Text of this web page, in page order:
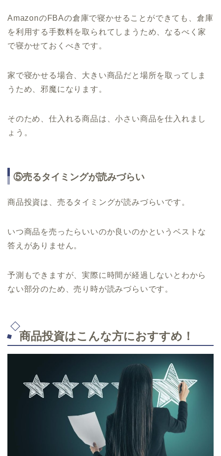
AmazonのFBAの倉庫で寝かせることができても、倉庫
を利用する手数料を取られてしまうため、なるべく家
で寝かせておくべきです。
家で寝かせる場合、大きい商品だと場所を取ってしま
うため、邪魔になります。
そのため、仕入れる商品は、小さい商品を仕入れまし
ょう。
⑤売るタイミングが読みづらい
商品投資は、売るタイミングが読みづらいです。
いつ商品を売ったらいいのか良いのかというベストな
答えがありません。
予測もできますが、実際に時間が経過しないとわから
ない部分のため、売り時が読みづらいです。
商品投資はこんな方におすすめ！